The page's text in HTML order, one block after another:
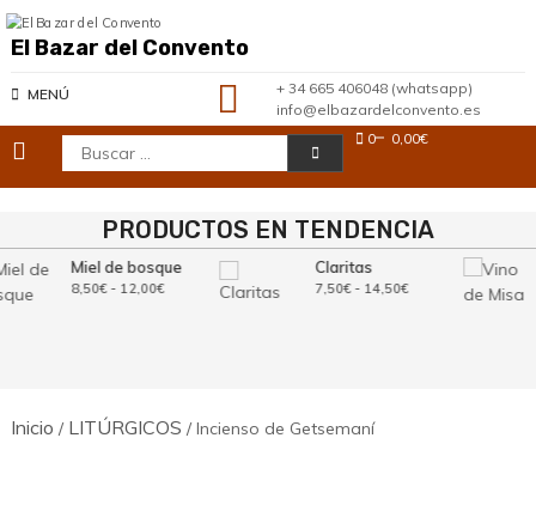
Saltar
al
contenido
El Bazar del Convento
MENÚ
+ 34 665 406048 (whatsapp)
info@elbazardelconvento.es
Buscar: 0 0,00€
PRODUCTOS EN TENDENCIA
Miel de bosque
8,50€ - 12,00€Rango
Claritas
7,50€ - 14,50€Rango
Inicio / LITÚRGICOS / Incienso de Getsemaní